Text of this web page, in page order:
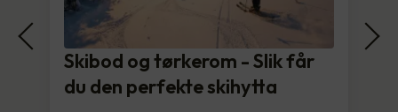
Skibod og tørkerom - Slik får
du den perfekte skihytta